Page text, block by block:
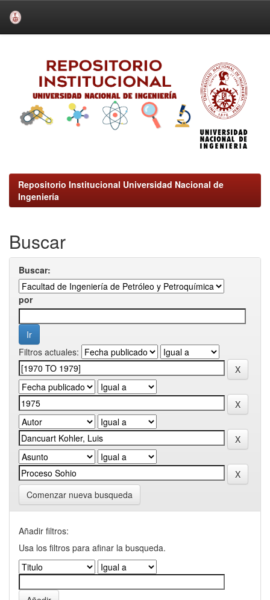
Repositorio Institucional Universidad Nacional de
Ingeniería
Buscar
Buscar:
por
Filtros actuales:
Comenzar nueva busqueda
Añadir filtros:
Usa los filtros para afinar la busqueda.